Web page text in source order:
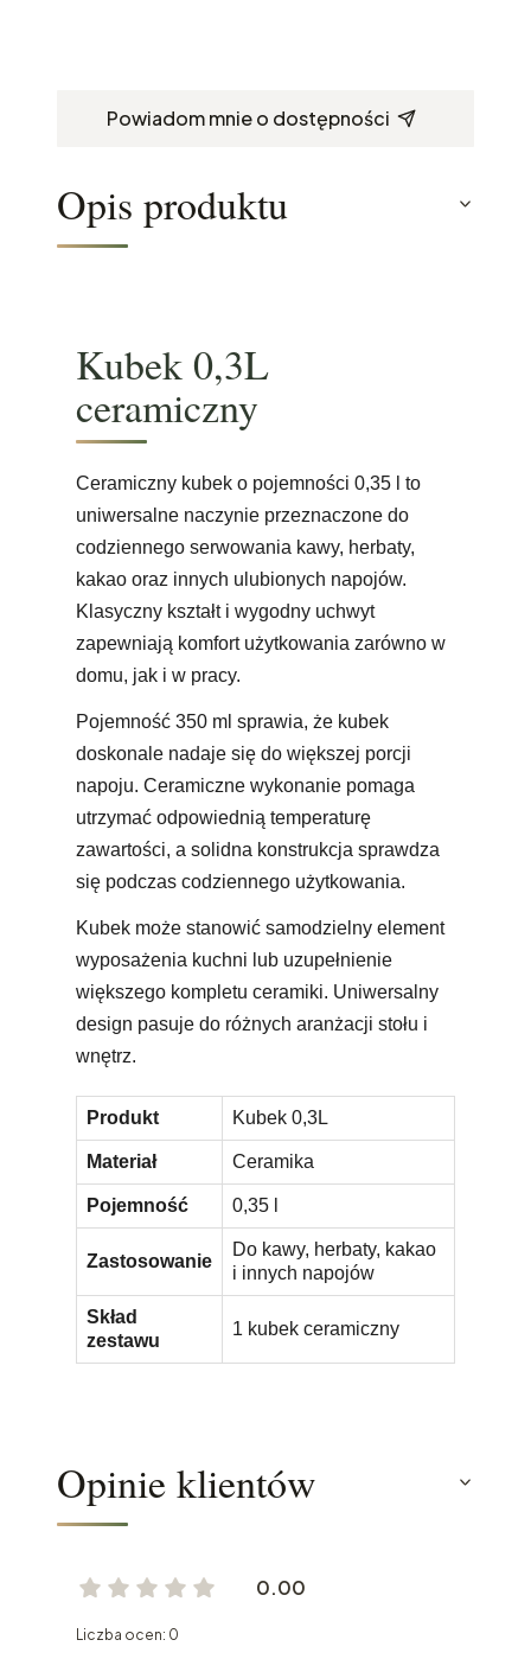
Powiadom mnie o dostępności
Opis produktu
Kubek 0,3L
ceramiczny
Ceramiczny kubek o pojemności 0,35 l to
uniwersalne naczynie przeznaczone do
codziennego serwowania kawy, herbaty,
kakao oraz innych ulubionych napojów.
Klasyczny kształt i wygodny uchwyt
zapewniają komfort użytkowania zarówno w
domu, jak i w pracy.
Pojemność 350 ml sprawia, że kubek
doskonale nadaje się do większej porcji
napoju. Ceramiczne wykonanie pomaga
utrzymać odpowiednią temperaturę
zawartości, a solidna konstrukcja sprawdza
się podczas codziennego użytkowania.
Kubek może stanowić samodzielny element
wyposażenia kuchni lub uzupełnienie
większego kompletu ceramiki. Uniwersalny
design pasuje do różnych aranżacji stołu i
wnętrz.
Produkt Kubek 0,3L
Materiał Ceramika
Pojemność 0,35 l
Zastosowanie
Do kawy, herbaty, kakao
i innych napojów
Skład
zestawu
1 kubek ceramiczny
Opinie klientów
0.00
Liczba ocen: 0